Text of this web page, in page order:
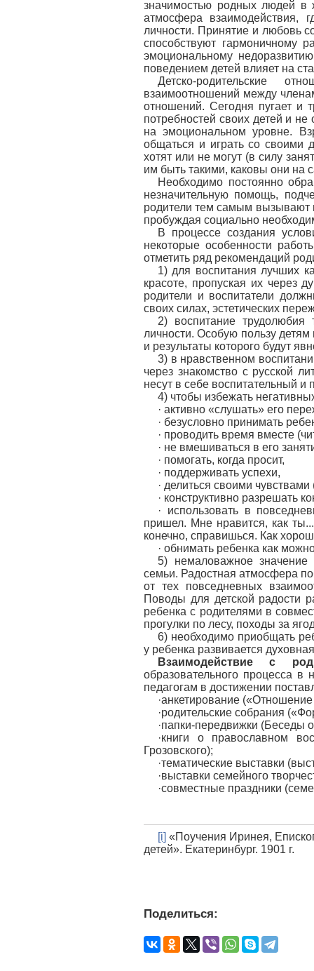
значимостью родных людей в
атмосфера взаимодействия,
личности. Принятие и любовь
способствуют гармоничному
эмоциональному
поведением детей влияет на
Детско-родительские
взаимоотношений между
отношений. Сегодня пугает и
потребностей своих детей и
на эмоциональном уровне.
общаться и играть со своими
хотят или не могут (в силу
им быть такими, каковы они на
Необходимо постоянно
незначительную помощь,
родители тем самым вызывают
пробуждая социально
В процессе создания
некоторые особенности
отметить ряд рекомендаций
1) для воспитания лучших
красоте, пропуская их через
родители и воспитатели
своих силах, эстетических
2) воспитание трудолюбия
личности. Особую пользу детям
и результаты которого будут
3) в нравственном
через знакомство с русской
несут в себе воспитательный и
4) чтобы избежать
· активно «слушать» его
· безусловно принимать
· проводить время вместе
· не вмешиваться в его
· помогать, когда просит,
· поддерживать успехи,
· делиться своими чувствами
· конструктивно разрешать
· использовать в
пришел. Мне нравится, как
конечно, справишься. Как
· обнимать ребенка как
5) немаловажное значение
семьи. Радостная атмосфера
от тех повседневных
Поводы для детской радости
ребенка с родителями в
прогулки по лесу, походы за
6) необходимо приобщать
у ребенка развивается
Взаимодействие с
образовательного процесса
педагогам в достижении
·анкетирование
·родительские собрания
·папки-передвижки (Беседы
·книги о православном
Грозовского);
·тематические выставки
·выставки семейного
·совместные праздники
[i] «Поучения Иринея,
детей». Екатеринбург. 1901 г.
Поделиться: